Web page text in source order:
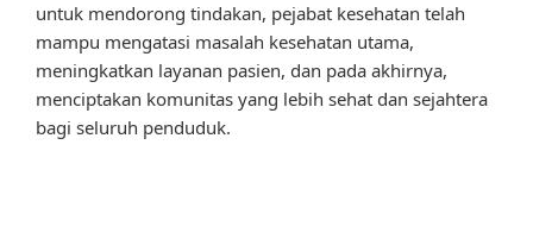
untuk mendorong tindakan, pejabat kesehatan telah
mampu mengatasi masalah kesehatan utama,
meningkatkan layanan pasien, dan pada akhirnya,
menciptakan komunitas yang lebih sehat dan sejahtera
bagi seluruh penduduk.